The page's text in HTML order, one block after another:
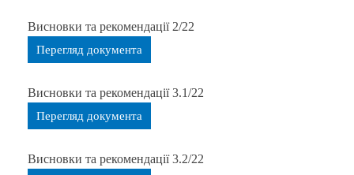
Висновки та рекомендації 2/22
Перегляд документа
Висновки та рекомендації 3.1/22
Перегляд документа
Висновки та рекомендації 3.2/22